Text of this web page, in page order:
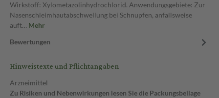
Wirkstoff: Xylometazolinhydrochlorid. Anwendungsgebiete: Zur
Nasenschleimhautabschwellung bei Schnupfen, anfallsweise
auft… Mehr
Bewertungen
Hinweistexte und Pflichtangaben
Arzneimittel
Zu Risiken und Nebenwirkungen lesen Sie die Packungsbeilage